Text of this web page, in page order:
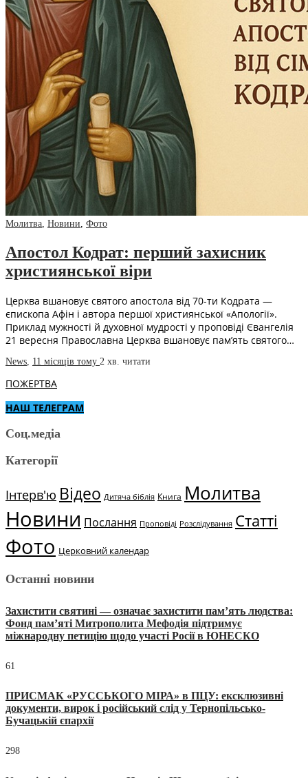
Молитва, Новини, Фото
Апостол Кодрат: перший захисник
християнської віри
Церква вшановує святого апостола від 70-ти Кодрата —
єпископа Афін і автора першої християнської «Апології».
Приклад мужності й духовної мудрості у проповіді Євангелія
21 вересня Православна Церква вшановує пам’ять святого…
News, 11 місяців тому 2 хв. читати
ПОЖЕРТВА
НАШ ТЕЛЕГРАМ
Соц.медіа
Категорії
Інтерв'ю Відео Дитяча біблія Книга Молитва
Новини Послання Проповіді Розслідування Статті
Фото Церковний календар
Останні новини
Захистити святині — означає захистити пам’ять людства:
Фонд пам’яті Митрополита Мефодія підтримує
міжнародну петицію щодо участі Росії в ЮНЕСКО
61
ПРИСМАК «РУССЬКОГО МІРА» в ПЦУ: ексклюзивні
документи, вирок і російський слід у Тернопільсько-
Бучацькій єпархії
298